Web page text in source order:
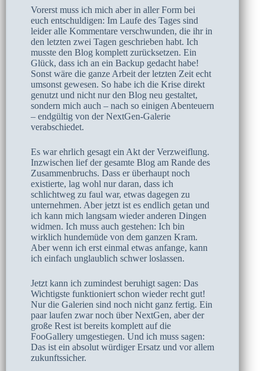
Vorerst muss ich mich aber in aller Form bei
euch entschuldigen: Im Laufe des Tages sind
leider alle Kommentare verschwunden, die ihr in
den letzten zwei Tagen geschrieben habt. Ich
musste den Blog komplett zurücksetzen. Ein
Glück, dass ich an ein Backup gedacht habe!
Sonst wäre die ganze Arbeit der letzten Zeit echt
umsonst gewesen. So habe ich die Krise direkt
genutzt und nicht nur den Blog neu gestaltet,
sondern mich auch – nach so einigen Abenteuern
– endgültig von der NextGen-Galerie
verabschiedet.
Es war ehrlich gesagt ein Akt der Verzweiflung.
Inzwischen lief der gesamte Blog am Rande des
Zusammenbruchs. Dass er überhaupt noch
existierte, lag wohl nur daran, dass ich
schlichtweg zu faul war, etwas dagegen zu
unternehmen. Aber jetzt ist es endlich getan und
ich kann mich langsam wieder anderen Dingen
widmen. Ich muss auch gestehen: Ich bin
wirklich hundemüde von dem ganzen Kram.
Aber wenn ich erst einmal etwas anfange, kann
ich einfach unglaublich schwer loslassen.
Jetzt kann ich zumindest beruhigt sagen: Das
Wichtigste funktioniert schon wieder recht gut!
Nur die Galerien sind noch nicht ganz fertig. Ein
paar laufen zwar noch über NextGen, aber der
große Rest ist bereits komplett auf die
FooGallery umgestiegen. Und ich muss sagen:
Das ist ein absolut würdiger Ersatz und vor allem
zukunftssicher.